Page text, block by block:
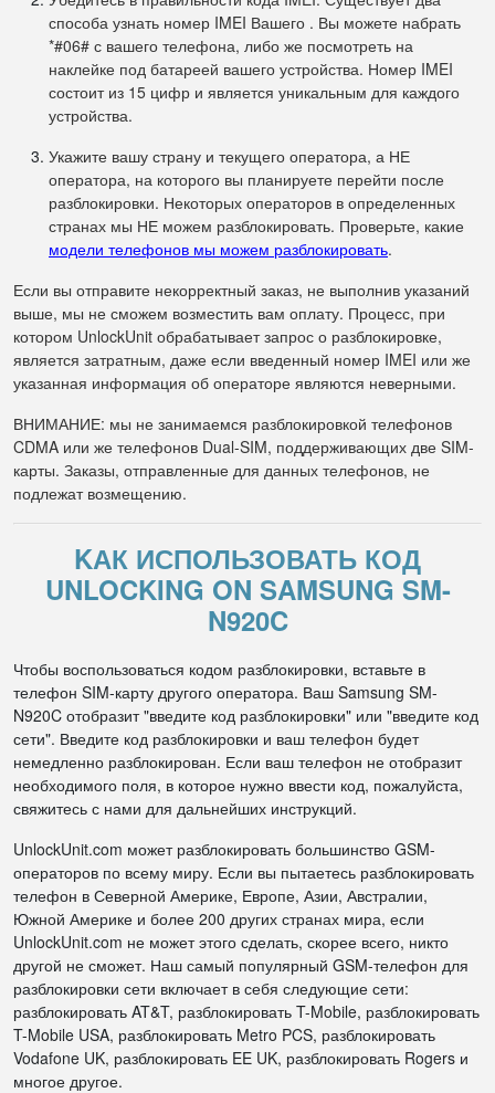
способа узнать номер IMEI Вашего . Вы можете набрать
*#06# с вашего телефона, либо же посмотреть на
наклейке под батареей вашего устройства. Номер IMEI
состоит из 15 цифр и является уникальным для каждого
устройства.
Укажите вашу страну и текущего оператора, а НЕ
оператора, на которого вы планируете перейти после
разблокировки. Некоторых операторов в определенных
странах мы НЕ можем разблокировать. Проверьте, какие
модели телефонов мы можем разблокировать.
Если вы отправите некорректный заказ, не выполнив указаний
выше, мы не сможем возместить вам оплату. Процесс, при
котором UnlockUnit обрабатывает запрос о разблокировке,
является затратным, даже если введенный номер IMEI или же
указанная информация об операторе являются неверными.
ВНИМАНИЕ: мы не занимаемся разблокировкой телефонов
CDMA или же телефонов Dual-SIM, поддерживающих две SIM-
карты. Заказы, отправленные для данных телефонов, не
подлежат возмещению.
KАК ИСПОЛЬЗОВАТЬ КОД
UNLOCKING ON SAMSUNG SM-
N920C
Чтобы воспользоваться кодом разблокировки, вставьте в
телефон SIM-карту другого оператора. Ваш Samsung SM-
N920C отобразит "введите код разблокировки" или "введите код
сети". Введите код разблокировки и ваш телефон будет
немедленно разблокирован. Если ваш телефон не отобразит
необходимого поля, в которое нужно ввести код, пожалуйста,
свяжитесь с нами для дальнейших инструкций.
UnlockUnit.com может разблокировать большинство GSM-
операторов по всему миру. Если вы пытаетесь разблокировать
телефон в Северной Америке, Европе, Азии, Австралии,
Южной Америке и более 200 других странах мира, если
UnlockUnit.com не может этого сделать, скорее всего, никто
другой не сможет. Наш самый популярный GSM-телефон для
разблокировки сети включает в себя следующие сети:
разблокировать AT&T, разблокировать T-Mobile, разблокировать
T-Mobile USA, разблокировать Metro PCS, разблокировать
Vodafone UK, разблокировать EE UK, разблокировать Rogers и
многое другое.